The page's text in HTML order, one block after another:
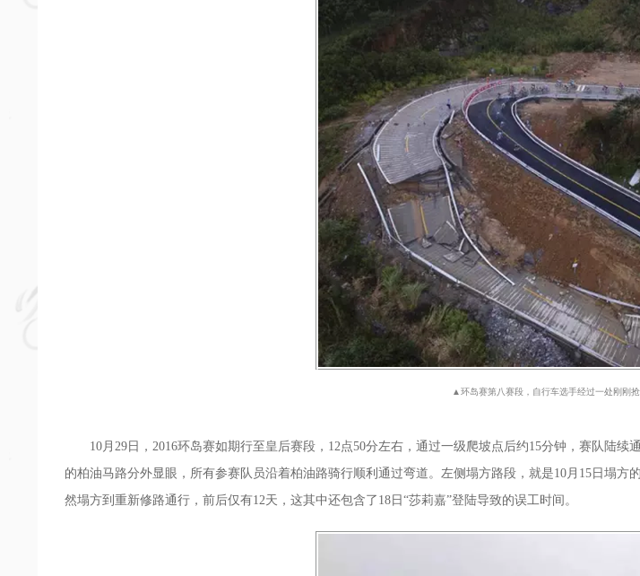
▲环岛赛第八赛段，自行车选手经过一处刚刚
10月29日，2016环岛赛如期行至皇后赛段，12点50分左右，通过一级爬坡点后约15分钟，赛队陆续
的柏油马路分外显眼，所有参赛队员沿着柏油路骑行顺利通过弯道。左侧塌方路段，就是10月15日塌
然塌方到重新修路通行，前后仅有12天，这其中还包含了18日“莎莉嘉”登陆导致的误工时间。